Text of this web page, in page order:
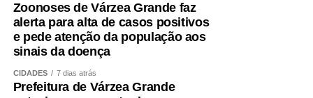
COMENTE ABAIXO:
WhatsApp
Facebook
Twitter
Zoonoses de Várzea Grande faz
alerta para alta de casos positivos
e pede atenção da população aos
sinais da doença
CIDADES 7 dias atrás
Prefeitura de Várzea Grande